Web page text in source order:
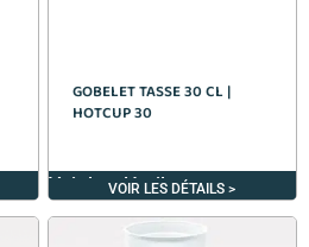
GOBELET TASSE 30 CL |
HOTCUP 30
VOIR LES DÉTAILS >
Voir les détails >